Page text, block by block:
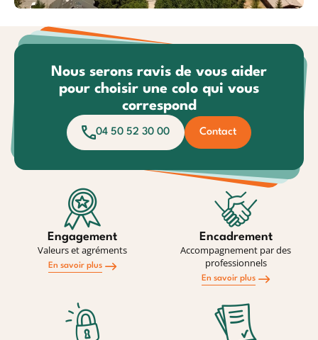
Nous serons ravis de vous aider
pour choisir une colo qui vous
correspond
04 50 52 30 00 Contact
Engagement
Valeurs et agréments
En savoir plus
Encadrement
Accompagnement par des
professionnels
En savoir plus